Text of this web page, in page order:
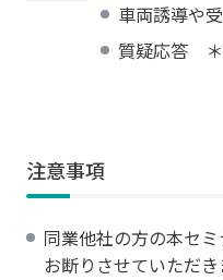
車両誘導や
質疑応答 ＊
注意事項
同業他社の方の本セ
お断りさせていただき